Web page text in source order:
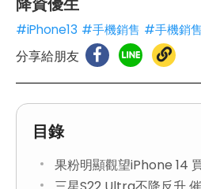
#iPhone13 #手機銷售 #手機銷
分享給朋友
目錄
果粉明顯觀望iPhone 14